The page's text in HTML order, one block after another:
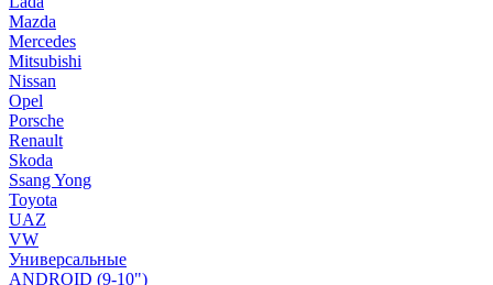
Mazda
Mercedes
Mitsubishi
Nissan
Opel
Porsche
Renault
Skoda
Ssang Yong
Toyota
UAZ
VW
Универсальные
ANDROID (9-10")